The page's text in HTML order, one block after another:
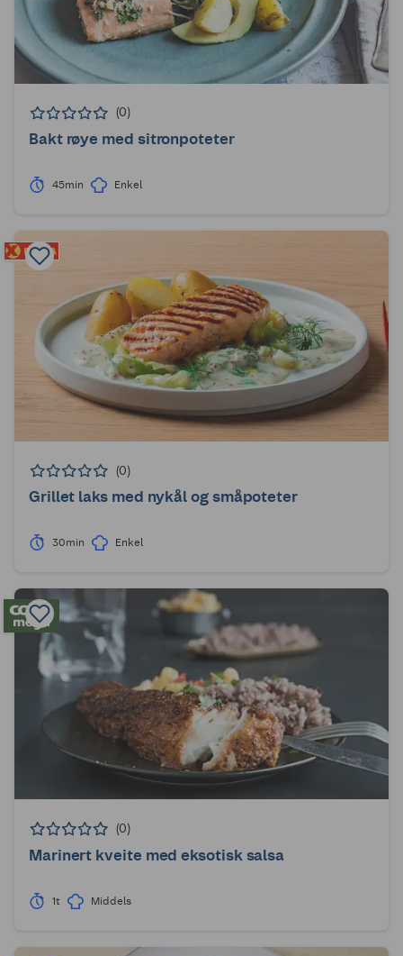
(0)
Bakt røye med sitronpoteter
45min Enkel
(0)
Grillet laks med nykål og småpoteter
30min Enkel
(0)
Marinert kveite med eksotisk salsa
1t Middels